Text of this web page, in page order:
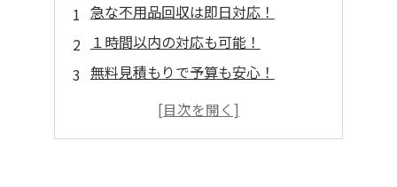
急な不用品回収は即日対応！
１時間以内の対応も可能！
無料見積もりで予算も安心！
大量の不用品でもOK！